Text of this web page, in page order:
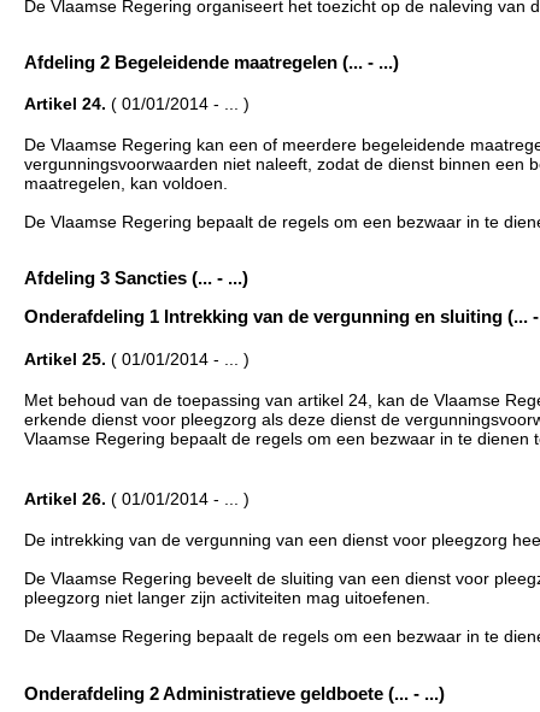
De Vlaamse Regering organiseert het toezicht op de naleving
Afdeling 2 Begeleidende maatregelen (... - ...)
Artikel 24. ( 01/01/2014 - ... )
De Vlaamse Regering kan een of meerdere begeleidende
vergunningsvoorwaarden niet naleeft, zodat de dienst binnen een
maatregelen, kan voldoen.
De Vlaamse Regering bepaalt de regels om een bezwaar in te
Afdeling 3 Sancties (... - ...)
Onderafdeling 1 Intrekking van de vergunning en sluiting (...
Artikel 25. ( 01/01/2014 - ... )
Met behoud van de toepassing van artikel 24, kan de Vlaamse
erkende dienst voor pleegzorg als deze dienst de
Vlaamse Regering bepaalt de regels om een bezwaar in te
Artikel 26. ( 01/01/2014 - ... )
De intrekking van de vergunning van een dienst voor pleegzorg
De Vlaamse Regering beveelt de sluiting van een dienst voor
pleegzorg niet langer zijn activiteiten mag uitoefenen.
De Vlaamse Regering bepaalt de regels om een bezwaar in te
Onderafdeling 2 Administratieve geldboete (... - ...)